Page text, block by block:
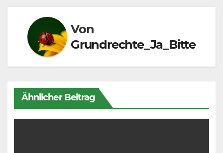
Von
Grundrechte_Ja_Bitte
Ähnlicher Beitrag